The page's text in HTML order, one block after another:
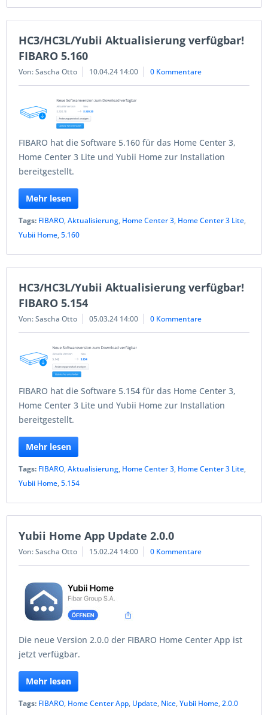
HC3/HC3L/Yubii Aktualisierung verfügbar!
FIBARO 5.160
Von: Sascha Otto 10.04.24 14:00 0 Kommentare
FIBARO hat die Software 5.160 für das Home Center 3,
Home Center 3 Lite und Yubii Home zur Installation
bereitgestellt.
Mehr lesen
Tags: FIBARO,Aktualisierung, Home Center 3, Home Center 3 Lite,
Yubii Home,5.160
HC3/HC3L/Yubii Aktualisierung verfügbar!
FIBARO 5.154
Von: Sascha Otto 05.03.24 14:00 0 Kommentare
FIBARO hat die Software 5.154 für das Home Center 3,
Home Center 3 Lite und Yubii Home zur Installation
bereitgestellt.
Mehr lesen
Tags: FIBARO,Aktualisierung, Home Center 3, Home Center 3 Lite,
Yubii Home,5.154
Yubii Home App Update 2.0.0
Von: Sascha Otto 15.02.24 14:00 0 Kommentare
Die neue Version 2.0.0 der FIBARO Home Center App ist
jetzt verfügbar.
Mehr lesen
Tags: FIBARO, Home Center App, Update, Nice,Yubii Home,2.0.0